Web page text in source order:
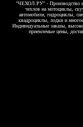
"ЧЕХОЛ.РУ" - Производство
чехлов на мотоциклы,
автомобили, гидроциклы,
квадроциклы, лодки и многое
Индивидуальные заказы,
приемлемые цены,